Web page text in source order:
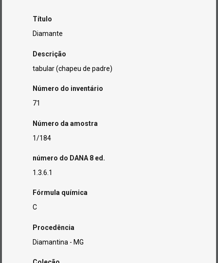
Título
Diamante
Descrição
tabular (chapeu de padre)
Número do inventário
71
Número da amostra
1/184
número do DANA 8 ed.
1.3.6.1
Fórmula química
C
Procedência
Diamantina - MG